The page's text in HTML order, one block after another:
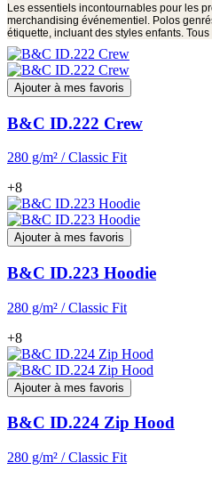
Les essentiels incontournables pour les
merchandising événementiel. Polos
étiquette, incluant des styles enfants.
Ajouter à mes favoris
B&C ID.222 Crew
280 g/m² / Classic Fit
+8
Ajouter à mes favoris
B&C ID.223 Hoodie
280 g/m² / Classic Fit
+8
Ajouter à mes favoris
B&C ID.224 Zip Hood
280 g/m² / Classic Fit